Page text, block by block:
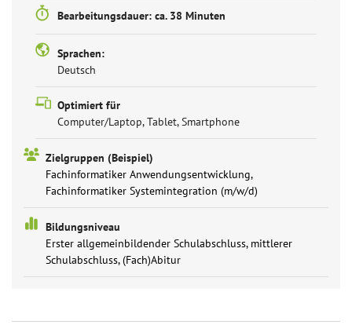
Bearbeitungsdauer: ca. 38 Minuten
Sprachen:
Deutsch
Optimiert für
Computer/Laptop, Tablet, Smartphone
Zielgruppen (Beispiel)
Fachinformatiker Anwendungsentwicklung,
Fachinformatiker Systemintegration (m/w/d)
Bildungsniveau
Erster allgemeinbildender Schulabschluss, mittlerer
Schulabschluss, (Fach)Abitur